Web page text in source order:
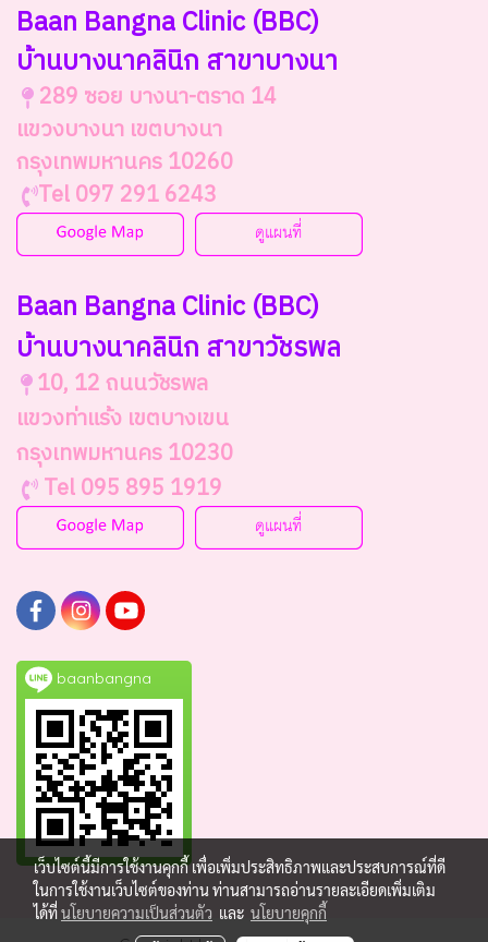
Baan Bangna Clinic(BBC)
บ้านบางนาคลินิก สาขาบางนา
289 ซอย บางนา-ตราด 14
แขวงบางนา เขตบางนา
กรุงเทพมหานคร 10260
Tel 097 291 6243
Baan Bangna Clinic (BBC)
บ้านบางนาคลินิก สาขาวัชรพล
10, 12 ถนนวัชรพล
แขวงท่าแร้ง เขตบางเขน
กรุงเทพมหานคร 10230
Tel 095 895 1919
baanbangna
เว็บไซต์นี้มีการใช้งานคุกกี้ เพื่อเพิ่มประสิทธิภาพและประสบการณ์ที่ดี
ในการใช้งานเว็บไซต์ของท่าน ท่านสามารถอ่านรายละเอียดเพิ่มเติม
ได้ที่นโยบายความเป็นส่วนตัว และ นโยบายคุกกี้